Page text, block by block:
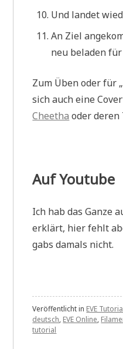
Und landet
An Ziel
neu beladen für
Zum Üben oder für
sich auch eine
Cheetha oder deren
Auf Youtube
Ich hab das Ganze
erklärt, hier fehlt
gabs damals nicht.
Veröffentlicht in EVE
deutsch, EVE Online,
tutorial